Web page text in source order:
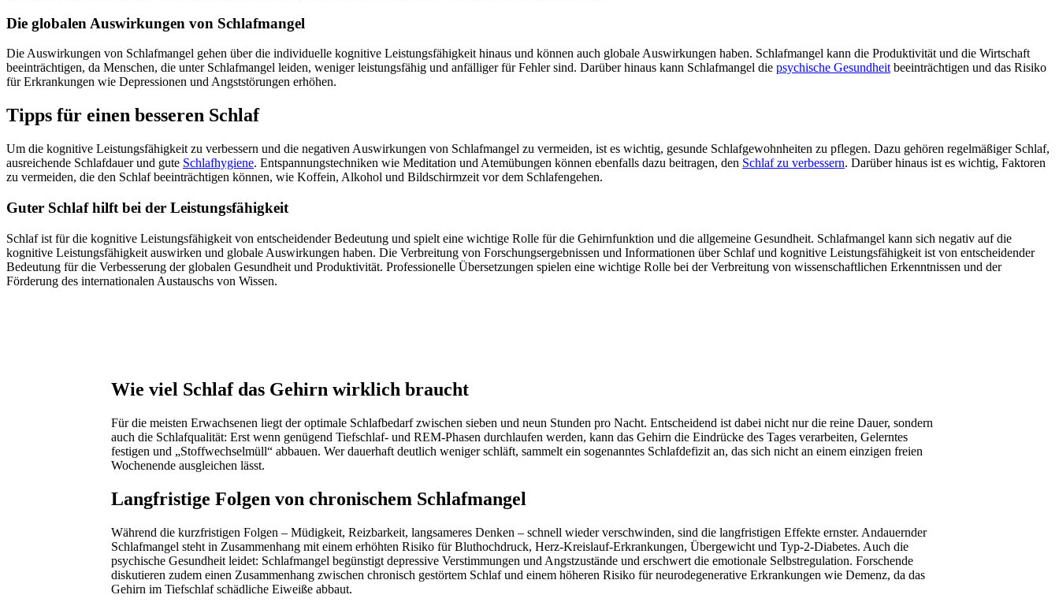
Die globalen Auswirkungen von Schlafmangel
Die Auswirkungen von Schlafmangel gehen über die individuelle kognitive Leistungsfähigkeit hinaus und können auch globale Auswirkungen haben. Schlafmangel kann die Produktivität und die Wirtschaft
beeinträchtigen, da Menschen, die unter Schlafmangel leiden, weniger leistungsfähig und anfälliger für Fehler sind. Darüber hinaus kann Schlafmangel die psychische Gesundheit beeinträchtigen und das Risiko
für Erkrankungen wie Depressionen und Angststörungen erhöhen.
Tipps für einen besseren Schlaf
Um die kognitive Leistungsfähigkeit zu verbessern und die negativen Auswirkungen von Schlafmangel zu vermeiden, ist es wichtig, gesunde Schlafgewohnheiten zu pflegen. Dazu gehören regelmäßiger Schlaf,
ausreichende Schlafdauer und gute Schlafhygiene. Entspannungstechniken wie Meditation und Atemübungen können ebenfalls dazu beitragen, den Schlaf zu verbessern. Darüber hinaus ist es wichtig, Faktoren
zu vermeiden, die den Schlaf beeinträchtigen können, wie Koffein, Alkohol und Bildschirmzeit vor dem Schlafengehen.
Guter Schlaf hilft bei der Leistungsfähigkeit
Schlaf ist für die kognitive Leistungsfähigkeit von entscheidender Bedeutung und spielt eine wichtige Rolle für die Gehirnfunktion und die allgemeine Gesundheit. Schlafmangel kann sich negativ auf die
kognitive Leistungsfähigkeit auswirken und globale Auswirkungen haben. Die Verbreitung von Forschungsergebnissen und Informationen über Schlaf und kognitive Leistungsfähigkeit ist von entscheidender
Bedeutung für die Verbesserung der globalen Gesundheit und Produktivität. Professionelle Übersetzungen spielen eine wichtige Rolle bei der Verbreitung von wissenschaftlichen Erkenntnissen und der
Förderung des internationalen Austauschs von Wissen.
Wie viel Schlaf das Gehirn wirklich braucht
Für die meisten Erwachsenen liegt der optimale Schlafbedarf zwischen sieben und neun Stunden pro Nacht. Entscheidend ist dabei nicht nur die reine Dauer, sondern
auch die Schlafqualität: Erst wenn genügend Tiefschlaf- und REM-Phasen durchlaufen werden, kann das Gehirn die Eindrücke des Tages verarbeiten, Gelerntes
festigen und „Stoffwechselmüll“ abbauen. Wer dauerhaft deutlich weniger schläft, sammelt ein sogenanntes Schlafdefizit an, das sich nicht an einem einzigen freien
Wochenende ausgleichen lässt.
Langfristige Folgen von chronischem Schlafmangel
Während die kurzfristigen Folgen – Müdigkeit, Reizbarkeit, langsameres Denken – schnell wieder verschwinden, sind die langfristigen Effekte ernster. Andauernder
Schlafmangel steht in Zusammenhang mit einem erhöhten Risiko für Bluthochdruck, Herz-Kreislauf-Erkrankungen, Übergewicht und Typ-2-Diabetes. Auch die
psychische Gesundheit leidet: Schlafmangel begünstigt depressive Verstimmungen und Angstzustände und erschwert die emotionale Selbstregulation. Forschende
diskutieren zudem einen Zusammenhang zwischen chronisch gestörtem Schlaf und einem höheren Risiko für neurodegenerative Erkrankungen wie Demenz, da das
Gehirn im Tiefschlaf schädliche Eiweiße abbaut.